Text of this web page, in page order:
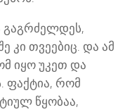
გაგრძელდეს,
კი თვეებიც. და ამ
იყო უკეთ და
ფაქტია, რომ
წყობაა,